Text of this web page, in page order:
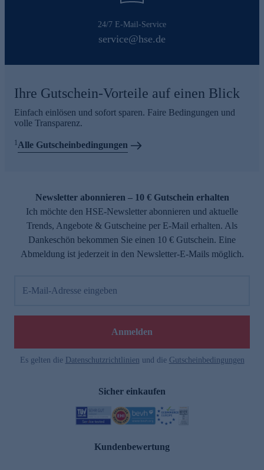
24/7 E-Mail-Service
service@hse.de
Ihre Gutschein-Vorteile auf einen Blick
Einfach einlösen und sofort sparen. Faire Bedingungen und
volle Transparenz.
1Alle Gutscheinbedingungen
Newsletter abonnieren – 10 € Gutschein erhalten
Ich möchte den HSE-Newsletter abonnieren und aktuelle
Trends, Angebote & Gutscheine per E-Mail erhalten. Als
Dankeschön bekommen Sie einen 10 € Gutschein. Eine
Abmeldung ist jederzeit in den Newsletter-E-Mails möglich.
E-Mail-Adresse eingeben
Anmelden
Es gelten die Datenschutzrichtlinien und die Gutscheinbedingungen
Sicher einkaufen
Kundenbewertung